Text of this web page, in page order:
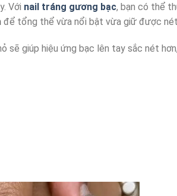
Với nail tráng gương bạc, bạn có thể
để tổng thể vừa nổi bật vừa giữ được
sẽ giúp hiệu ứng bạc lên tay sắc nét